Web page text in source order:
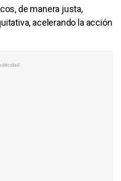
de manera justa,
acelerando la acción